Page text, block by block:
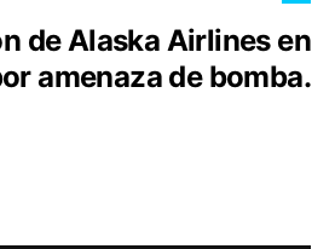
de Alaska Airlines en
amenaza de bomba.